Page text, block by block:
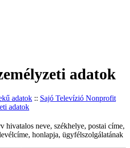
adatok
adatok :: Sajó Televízió Nonprofit
adatok
hivatalos neve, székhelye, postai címe,
honlapja, ügyfélszolgálatának